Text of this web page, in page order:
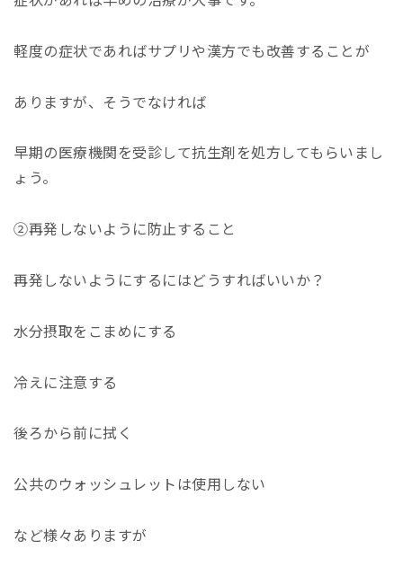
軽度の症状であればサプリや漢方でも改善することが
ありますが、そうでなければ
早期の医療機関を受診して抗生剤を処方してもらいまし
ょう。
②再発しないように防止すること
再発しないようにするにはどうすればいいか？
水分摂取をこまめにする
冷えに注意する
後ろから前に拭く
公共のウォッシュレットは使用しない
など様々ありますが